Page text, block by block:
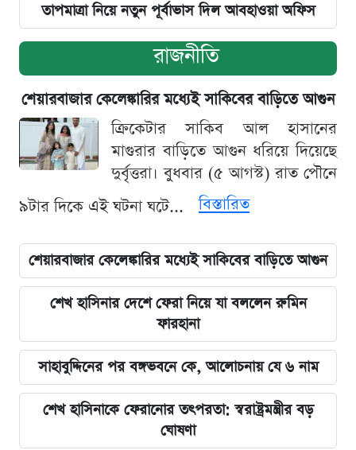
তাপমাত্রা নিয়ে নতুন পূর্বাভাস দিল আবহাওয়া অফিস
রাজনীতি
শেয়ারবাজার কেলেঙ্কারির মধ্যেই সাকিবের বাড়িতে আগুন
ক্রিকেটার সাকিব আল হাসানের
মাগুরার বাড়িতে আগুন ধরিয়ে দিয়েছে
দুর্বৃত্তরা। বুধবার (৫ আগস্ট) রাত পৌনে
৯টার দিকে এই ঘটনা ঘটে...
বিস্তারিত
শেয়ারবাজার কেলেঙ্কারির মধ্যেই সাকিবের বাড়িতে আগুন
শেখ হাসিনার দেশে ফেরা নিয়ে যা বললেন রুমিন
ফারহানা
সাহাবুদ্দিনের পর বঙ্গভবনে কে, আলোচনায় যে ৬ নাম
শেখ হাসিনাকে ফেরানোর তৎপরতা: স্বরাষ্ট্রমন্ত্রীর বড়
ঘোষণা